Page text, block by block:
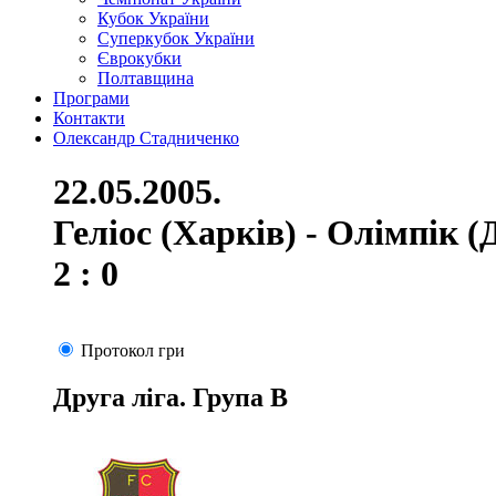
Кубок України
Суперкубок України
Єврокубки
Полтавщина
Програми
Контакти
Олександр Стадниченко
22.05.2005.
Геліос (Харків) - Олімпік
2 : 0
Протокол гри
Друга ліга. Група В